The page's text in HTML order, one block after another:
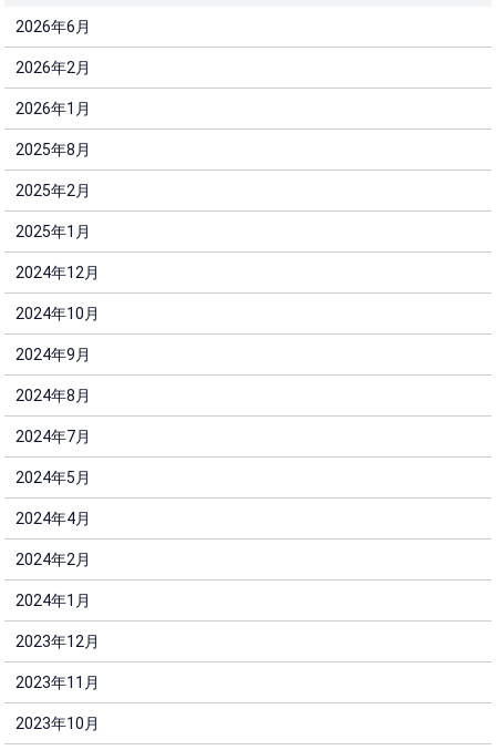
2026年6月
2026年2月
2026年1月
2025年8月
2025年2月
2025年1月
2024年12月
2024年10月
2024年9月
2024年8月
2024年7月
2024年5月
2024年4月
2024年2月
2024年1月
2023年12月
2023年11月
2023年10月